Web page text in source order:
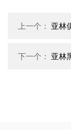
上一个： 亚林
下一个： 亚林